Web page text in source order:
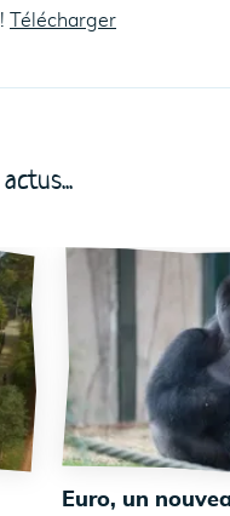
Télécharger
Euro, un